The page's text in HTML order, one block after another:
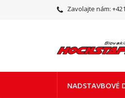
Zavolajte nám:
NADSTAVBOVÉ